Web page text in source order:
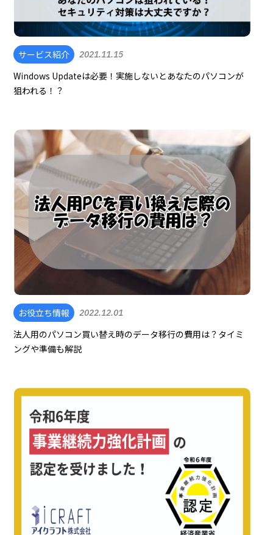
サービス紹介 2021.11.15
Windows Updateは必要！実施しないとあなたのパソコンが
狙われる！？
お役立ち情報 2022.12.01
法人用のパソコン買い替え時のデータ移行の費用は？タイミ
ングや準備も解説